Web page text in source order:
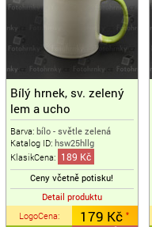
Bílý hrnek, sv. zelený
lem a ucho
Barva: bílo - světle zelená
Katalog ID: hsw25hllg
KlasikCena: 189 Kč
Ceny včetně potisku!
Detail produktu
LogoCena: 179 Kč*